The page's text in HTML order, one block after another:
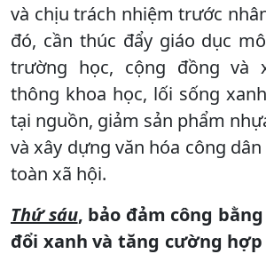
và chịu trách nhiệm trước
đó, cần thúc đẩy giáo dục
trường học, cộng đồng và
thông khoa học, lối sống
tại nguồn, giảm sản phẩm
và xây dựng văn hóa công
toàn xã hội.
Thứ sáu, bảo đảm công
đổi xanh và tăng cường